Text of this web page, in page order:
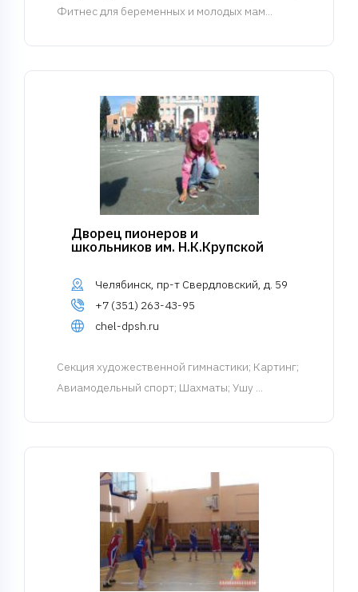
Фитнес для беременных и молодых мам...
Дворец пионеров и
школьников им. Н.К.Крупской
Челябинск, пр-т Свердловский, д. 59
+7 (351) 263-43-95
chel-dpsh.ru
Cекция художественной гимнастики; Картинг;
Авиамодельный спорт; Шахматы; Ушу ...